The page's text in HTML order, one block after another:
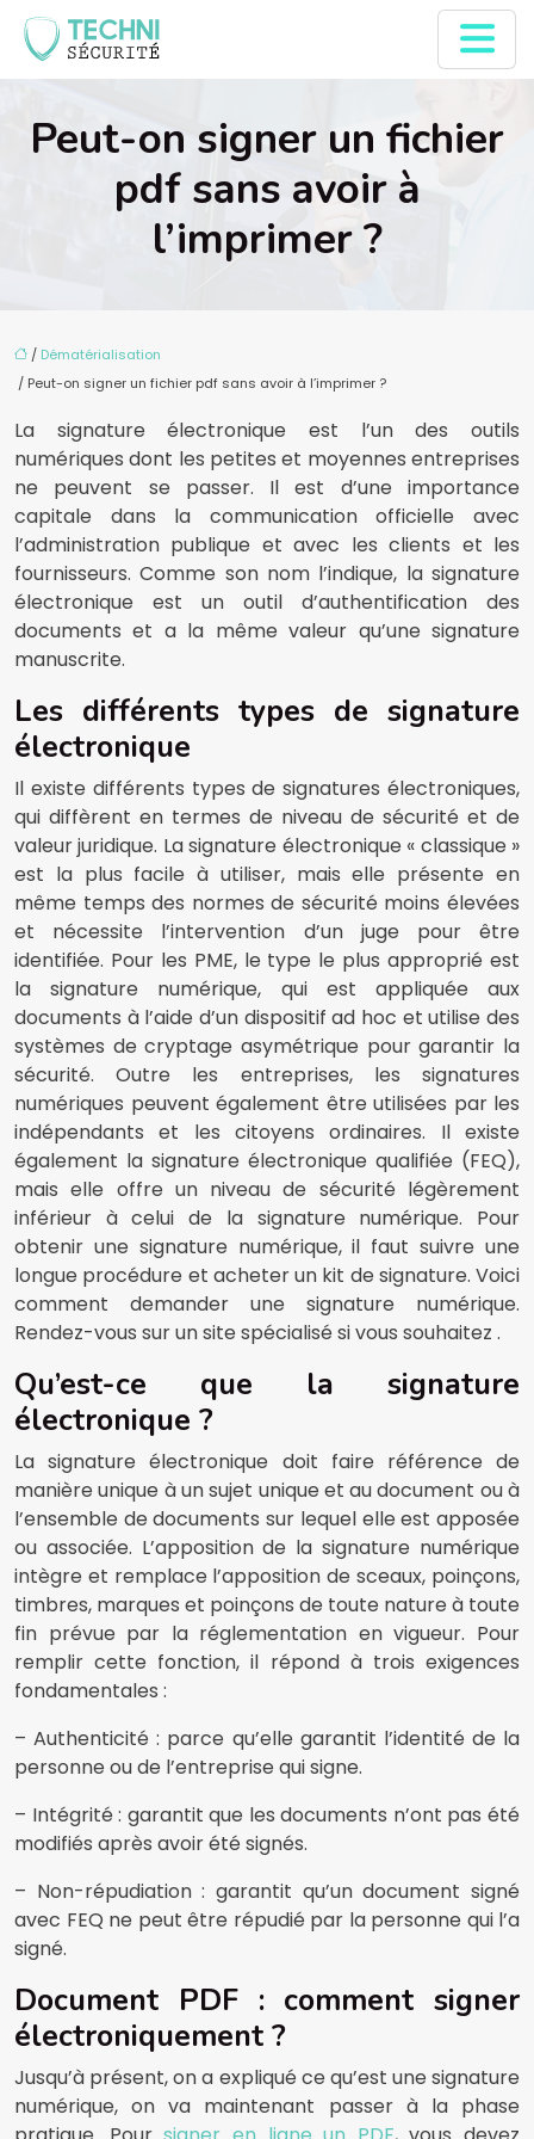
Peut-on signer un fichier
pdf sans avoir à
l’imprimer ?
/ Dématérialisation
/ Peut-on signer un fichier pdf sans avoir à l’imprimer ?
La signature électronique est l’un des outils
numériques dont les petites et moyennes entreprises
ne peuvent se passer. Il est d’une importance
capitale dans la communication officielle avec
l’administration publique et avec les clients et les
fournisseurs. Comme son nom l’indique, la signature
électronique est un outil d’authentification des
documents et a la même valeur qu’une signature
manuscrite.
Les différents types de signature
électronique
Il existe différents types de signatures électroniques,
qui diffèrent en termes de niveau de sécurité et de
valeur juridique. La signature électronique « classique »
est la plus facile à utiliser, mais elle présente en
même temps des normes de sécurité moins élevées
et nécessite l’intervention d’un juge pour être
identifiée. Pour les PME, le type le plus approprié est
la signature numérique, qui est appliquée aux
documents à l’aide d’un dispositif ad hoc et utilise des
systèmes de cryptage asymétrique pour garantir la
sécurité. Outre les entreprises, les signatures
numériques peuvent également être utilisées par les
indépendants et les citoyens ordinaires. Il existe
également la signature électronique qualifiée (FEQ),
mais elle offre un niveau de sécurité légèrement
inférieur à celui de la signature numérique. Pour
obtenir une signature numérique, il faut suivre une
longue procédure et acheter un kit de signature. Voici
comment demander une signature numérique.
Rendez-vous sur un site spécialisé si vous souhaitez .
Qu’est-ce que la signature
électronique ?
La signature électronique doit faire référence de
manière unique à un sujet unique et au document ou à
l’ensemble de documents sur lequel elle est apposée
ou associée. L’apposition de la signature numérique
intègre et remplace l’apposition de sceaux, poinçons,
timbres, marques et poinçons de toute nature à toute
fin prévue par la réglementation en vigueur. Pour
remplir cette fonction, il répond à trois exigences
fondamentales :
– Authenticité : parce qu’elle garantit l’identité de la
personne ou de l’entreprise qui signe.
– Intégrité : garantit que les documents n’ont pas été
modifiés après avoir été signés.
– Non-répudiation : garantit qu’un document signé
avec FEQ ne peut être répudié par la personne qui l’a
signé.
Document PDF : comment signer
électroniquement ?
Jusqu’à présent, on a expliqué ce qu’est une signature
numérique, on va maintenant passer à la phase